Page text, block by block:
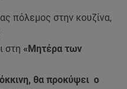
πόλεμος στην κουζίνα,
στη «Μητέρα των
θα προκύψει ο